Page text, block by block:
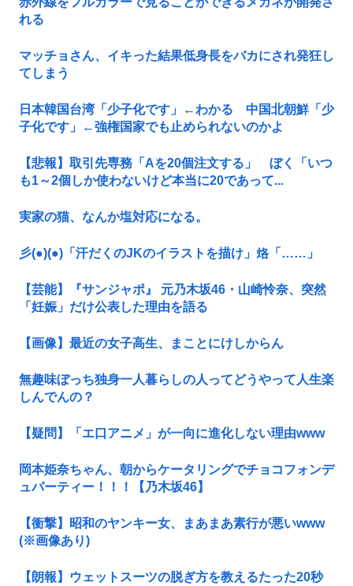
れる
マッチョさん、イキった結果低身長をバカにされ発狂し
てしまう
日本韓国台湾「少子化です」←わかる 中国北朝鮮「少
子化です」←強権国家でも止められないのかよ
【悲報】取引先専務「Aを20個注文する」 ぼく「いつ
も1～2個しか使わないけど本当に20であって...
実家の猫、なんか塩対応になる。
彡(●)(●)「汗だくのJKのイラストを描け」烙「……」
【芸能】『サンジャポ』 元乃木坂46・山崎怜奈、突然
「妊娠」だけ公表した理由を語る
【画像】最近の女子高生、まことにけしからん
無趣味ぼっち独身一人暮らしの人ってどうやって人生楽
しんでんの？
【疑問】「エ口アニメ」が一向に進化しない理由www
岡本姫奈ちゃん、朝からケータリングでチョコフォンデ
ュパーティー！！！【乃木坂46】
【衝撃】昭和のヤンキー女、まあまあ素行が悪いwww
(※画像あり)
【朗報】ウェットスーツの脱ぎ方を教えるたった20秒